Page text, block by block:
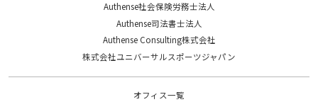
Authense社会保険労務士法人
Authense司法書士法人
Authense Consulting株式会社
株式会社ユニバーサルスポーツジャパン
オフィス一覧